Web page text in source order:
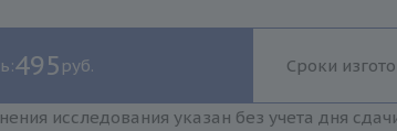
495 руб. Сроки
исследования указан без учета дня